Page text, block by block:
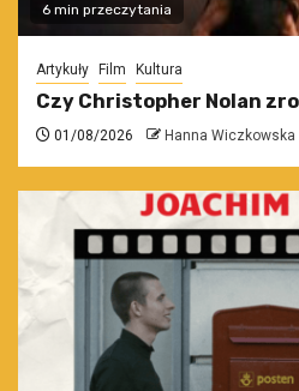
6 min przeczytania
Artykuły Film Kultura
Czy Christopher Nolan
01/08/2026 Hanna Wiczkowska